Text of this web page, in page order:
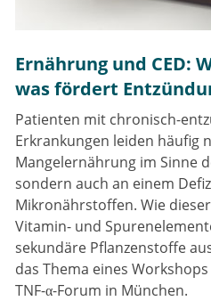
Ernährung und CED:
was fördert
Patienten mit chronisch-
Erkrankungen leiden häufig
Mangelernährung im Sinne
sondern auch an einem
Mikronährstoffen. Wie
Vitamin- und
sekundäre Pflanzenstoffe
das Thema eines
TNF-α-Forum in München.